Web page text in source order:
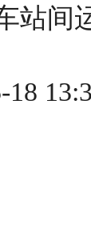
站间
18